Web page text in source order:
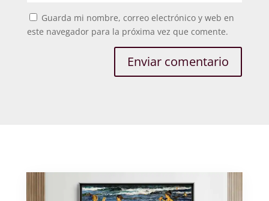
Guarda mi nombre, correo electrónico y web en
este navegador para la próxima vez que comente.
Enviar comentario